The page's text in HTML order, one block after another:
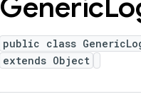
Generic
public class
extends Object